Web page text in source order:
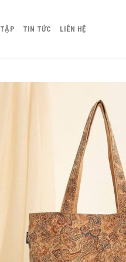
TIN TỨC LIÊN HỆ